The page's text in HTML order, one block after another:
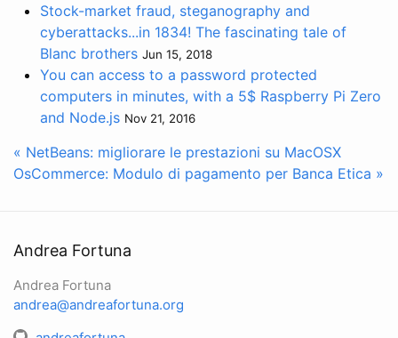
Stock-market fraud, steganography and
cyberattacks...in 1834! The fascinating tale of
Blanc brothers Jun 15, 2018
You can access to a password protected
computers in minutes, with a 5$ Raspberry Pi Zero
and Node.js Nov 21, 2016
« NetBeans: migliorare le prestazioni su MacOSX
OsCommerce: Modulo di pagamento per Banca Etica »
Andrea Fortuna
Andrea Fortuna
andrea@andreafortuna.org